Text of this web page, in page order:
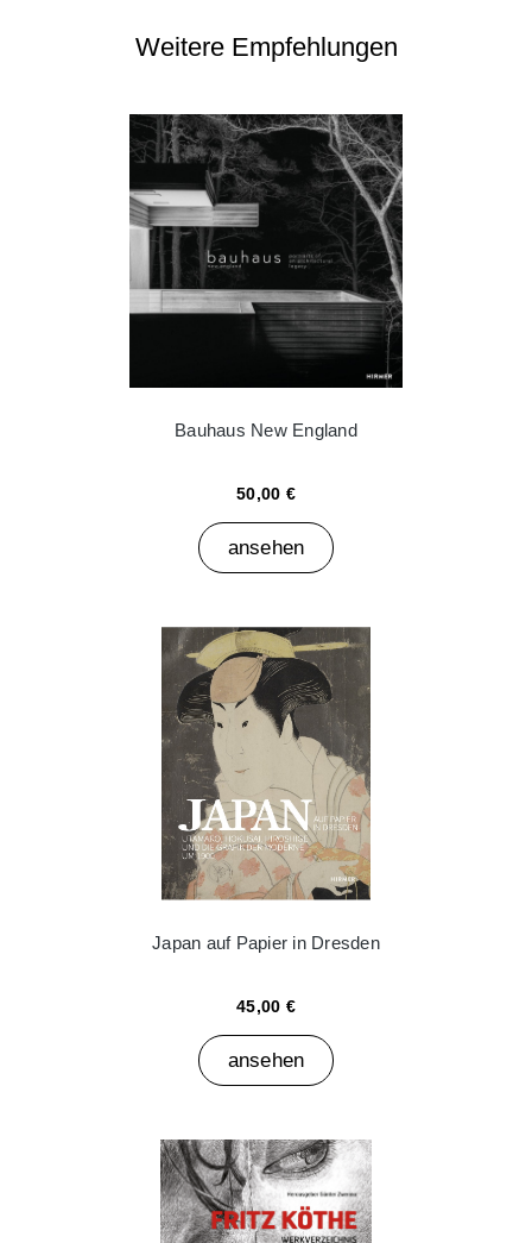
Weitere Empfehlungen
Bauhaus New England
50,00 €
ansehen
Japan auf Papier in Dresden
45,00 €
ansehen